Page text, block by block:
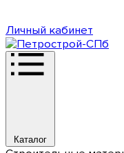
Личный кабинет
Каталог